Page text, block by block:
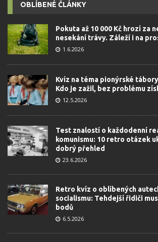
OBLÍBENÉ ČLÁNKY
Pokuta až 10 000 Kč hrozí za
nesekání trávy. Záleží i na
1.6.2026
Kvíz na téma pionýrské
Kdo je zažil, bez problému
12.5.2026
Test znalostí o každodenní
komunismu: 10 retro otázek
dobrý přehled
23.6.2026
Retro kvíz o oblíbených
socialismu: Tehdejší řidiči
bodů
6.5.2026